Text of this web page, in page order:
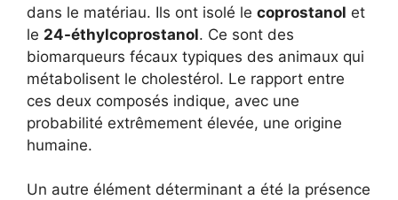
dans le matériau. Ils ont isolé le coprostanol et
le 24-éthylcoprostanol. Ce sont des
biomarqueurs fécaux typiques des animaux qui
métabolisent le cholestérol. Le rapport entre
ces deux composés indique, avec une
probabilité extrêmement élevée, une origine
humaine.
Un autre élément déterminant a été la présence